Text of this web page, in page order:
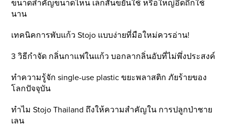
ขนาดสำคัญขนาดไหน เล็กสั้นขยันใช้ หรือใหญ่อึดถึกใช้
นาน
เทคนิคการพับแก้ว Stojo แบบง่ายที่มือใหม่ควรอ่าน!
3 วิธีกำจัด กลิ่นกาแฟในแก้ว บอกลากลิ่นอับที่ไม่พึ่งประสงค์
ทำความรู้จัก single-use plastic ขยะพลาสติก ภัยร้ายของ
โลกปัจจุบัน
ทำไม Stojo Thailand ถึงให้ความสำคัญใน การปลูกป่าชาย
เลน